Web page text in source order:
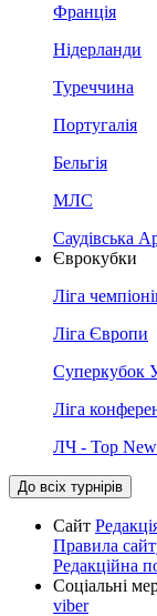
Франція
Нідерланди
Туреччина
Португалія
Бельгія
МЛС
Саудівська
Єврокубки
Ліга
Ліга Європи
Суперкубок
Ліга
ЛЧ - Top
До всіх турнірів
Сайт
Правила
Редакційна
Соціальні
viber